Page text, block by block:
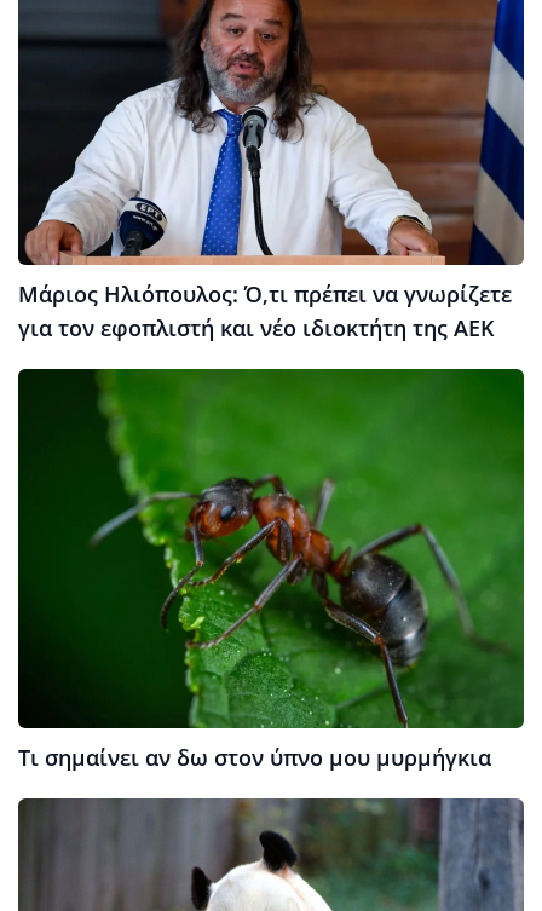
Μάριος Ηλιόπουλος: Ό,τι πρέπει να γνωρίζετε
για τον εφοπλιστή και νέο ιδιοκτήτη της ΑΕΚ
Τι σημαίνει αν δω στον ύπνο μου μυρμήγκια